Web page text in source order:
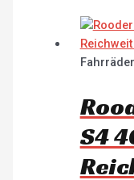
Fahrräder
S4